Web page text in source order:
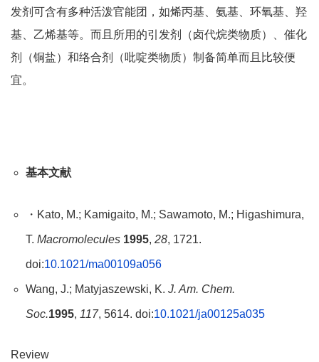
发剂可含有多种活泼官能团，如烯丙基、氨基、环氧基、羟
基、乙烯基等。而且所用的引发剂（卤代烷类物质）、催化
剂（铜盐）和络合剂（吡啶类物质）制备简单而且比较便
宜。
基本文献
・Kato, M.; Kamigaito, M.; Sawamoto, M.; Higashimura,
T. Macromolecules 1995, 28, 1721.
doi:10.1021/ma00109a056
Wang, J.; Matyjaszewski, K. J. Am. Chem.
Soc.1995, 117, 5614. doi:10.1021/ja00125a035
Review